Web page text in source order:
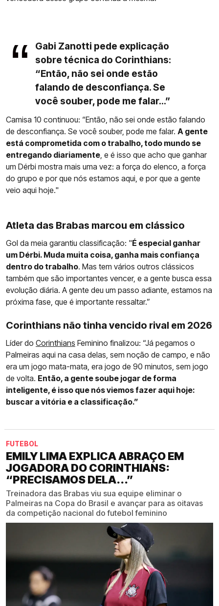
Gabi Zanotti pede explicação
sobre técnica do Corinthians:
“Então, não sei onde estão
falando de desconfiança. Se
você souber, pode me falar...”
Camisa 10 continuou: “Então, não sei onde estão falando
de desconfiança. Se você souber, pode me falar. A gente
está comprometida com o trabalho, todo mundo se
entregando diariamente, e é isso que acho que ganhar
um Dérbi mostra mais uma vez: a força do elenco, a força
do grupo e por que nós estamos aqui, e por que a gente
veio aqui hoje."
Atleta das Brabas marcou em clássico
Gol da meia garantiu classificação: "É especial ganhar
um Dérbi. Muda muita coisa, ganha mais confiança
dentro do trabalho. Mas tem vários outros clássicos
também que são importantes vencer, e a gente busca essa
evolução diária. A gente deu um passo adiante, estamos na
próxima fase, que é importante ressaltar.”
Corinthians não tinha vencido rival em 2026
Líder do Corinthians Feminino finalizou: “Já pegamos o
Palmeiras aqui na casa delas, sem noção de campo, e não
era um jogo mata-mata, era jogo de 90 minutos, sem jogo
de volta. Então, a gente soube jogar de forma
inteligente, é isso que nós viemos fazer aqui hoje:
buscar a vitória e a classificação.”
FUTEBOL
EMILY LIMA EXPLICA ABRAÇO EM
JOGADORA DO CORINTHIANS:
“PRECISAMOS DELA...”
Treinadora das Brabas viu sua equipe eliminar o
Palmeiras na Copa do Brasil e avançar para as oitavas
da competição nacional do futebol feminino